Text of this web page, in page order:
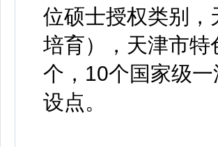
位硕士授权类别
培育），天津市
个，10个国家级
设点。